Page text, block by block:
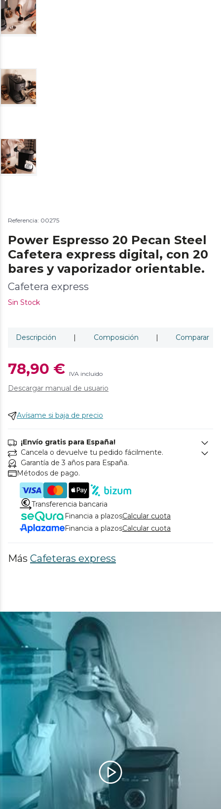
Referencia: 00275
Power Espresso 20 Pecan Steel
Cafetera express digital, con 20
bares y vaporizador orientable.
Cafetera express
Sin Stock
Descripción | Composición | Comparar
78,90 € IVA incluido
Descargar manual de usuario
Avísame si baja de precio
¡Envío gratis para España!
Cancela o devuelve tu pedido fácilmente.
Garantía de 3 años para España.
Métodos de pago.
Transferencia bancaria
Financia a plazosCalcular cuota
Financia a plazosCalcular cuota
Más Cafeteras express